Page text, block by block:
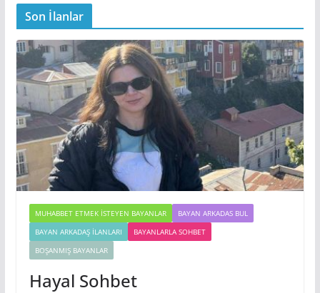
Son İlanlar
MUHABBET ETMEK İSTEYEN BAYANLAR
BAYAN ARKADAS BUL
BAYAN ARKADAŞ İLANLARI
BAYANLARLA SOHBET
BOŞANMIŞ BAYANLAR
Hayal Sohbet